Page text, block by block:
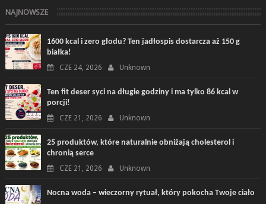
NAJNOWSZE
1600 kcal i zero głodu? Ten jadłospis dostarcza aż 150 g
białka!
CZE 24, 2026 Unknown
Ten fit deser syci na długie godziny i ma tylko 86 kcal w
porcji!
CZE 21, 2026 Unknown
25 produktów, które naturalnie obniżają cholesterol i
chronią serce
CZE 21, 2026 Unknown
Nocna woda – wieczorny rytuał, który pokocha Twoje ciało